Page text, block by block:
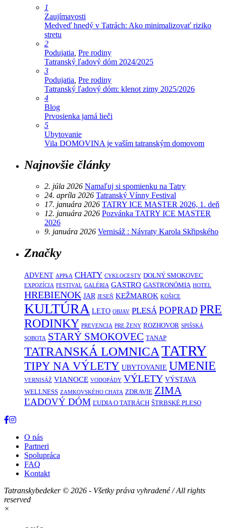
1
Zaujímavosti
Medveď hnedý v Tatrách: Ako minimalizovať riziko
stretu
2
Podujatia Pre rodiny
Tatranský ľadový dóm 2024/2025
3
Podujatia Pre rodiny
Tatranský ľadový dóm: klenot zimy 2025/2026
4
Blog
Prvosienka jarná lieči
5
Ubytovanie
Vila DOMOVINA je vaším tatranským domovom
Najnovšie články
2. júla 2026 Namaľuj si spomienku na Tatry
24. apríla 2026 Tatranský Vínny Festival
17. januára 2026 TATRY ICE MASTER 2026, 1. deň
12. januára 2026 Pozvánka TATRY ICE MASTER
2026
9. januára 2026 Vernisáž : Návraty Karola Skřipského
Značky
ADVENT APPkA CHATY CYKLOCESTY DOLNÝ SMOKOVEC
EXPOZÍCIA FESTIVAL GALÉRIA GASTRO GASTRONÓMIA HOTEL
HREBIENOK JAR JESEŇ KEŽMAROK KOŠICE
KULTÚRA LETO OBJAV PLESÁ POPRAD PRE
RODINKY PREVENCIA PRE ŽENY ROZHOVOR SPIŠSKÁ
SOBOTA STARÝ SMOKOVEC TANAP
TATRANSKÁ LOMNICATATRY
TIPY NA VÝLETY UBYTOVANIE UMENIE
VERNISÁŽ VIANOCE VODOPÁDY VÝLETY VÝSTAVA
WELLNESS ZAMKOVSKÉHO CHATA ZDRAVIE ZIMA
ĽADOVÝ DÓM ĽUDIA O TATRÁCH ŠTRBSKÉ PLESO
O nás
Partneri
Spolupráca
FAQ
Kontakt
Tatranskybedeker © 2026 - Všetky práva vyhradené / All rights
reserved
×